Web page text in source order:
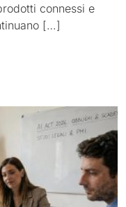
connessi e
[…]